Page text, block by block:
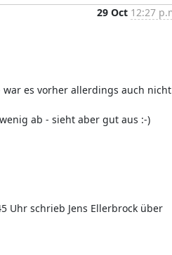
29 Oct 12:27
es vorher allerdings auch
ab - sieht aber gut aus :-)
Uhr schrieb Jens Ellerbrock über